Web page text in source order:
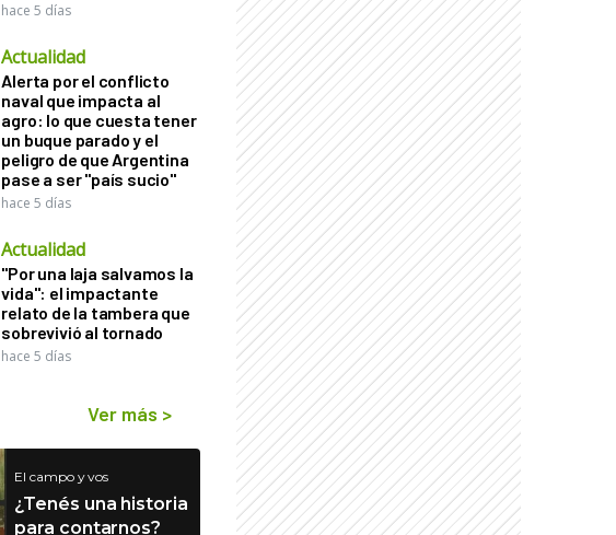
hace 5 días
Actualidad
Alerta por el conflicto
naval que impacta al
agro: lo que cuesta tener
un buque parado y el
peligro de que Argentina
pase a ser "país sucio"
hace 5 días
Actualidad
"Por una laja salvamos la
vida": el impactante
relato de la tambera que
sobrevivió al tornado
hace 5 días
Ver más >
El campo y vos
¿Tenés una historia
para contarnos?